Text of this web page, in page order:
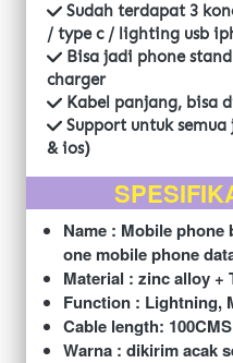
Sudah terdapat 3
/ type c / lighting usb
Bisa jadi phone
charger
Kabel panjang, bisa
Support untuk
& ios)
Name : Mobile
one mobile phone
Material : zinc alloy +
Function : Lightning,
Cable length:
Warna : dikirim acak